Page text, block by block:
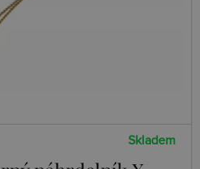
Skladem